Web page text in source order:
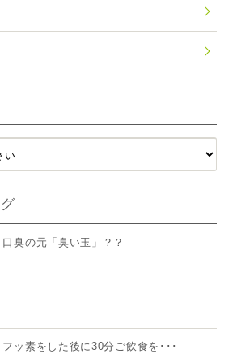
口臭の元「臭い玉」？？
フッ素をした後に30分ご飲食を･･･